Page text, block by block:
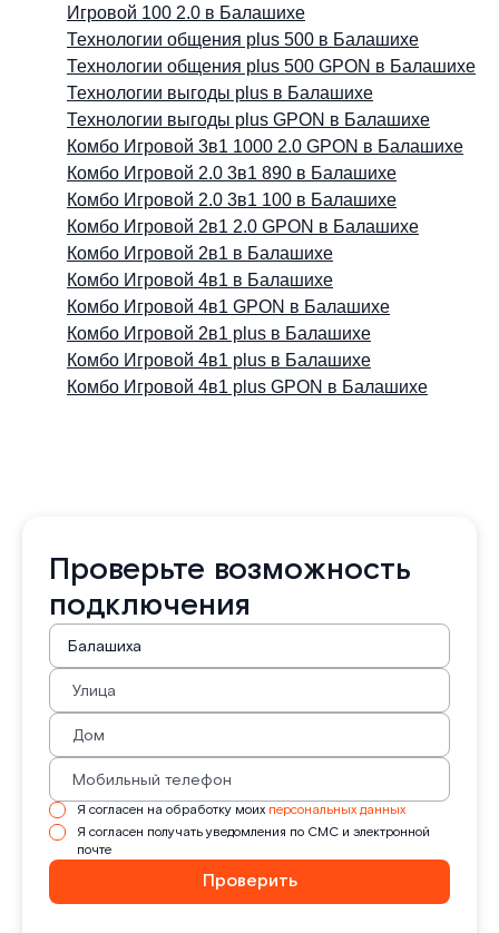
Игровой 100 2.0 в Балашихе
Технологии общения plus 500 в Балашихе
Технологии общения plus 500 GPON в Балашихе
Технологии выгоды plus в Балашихе
Технологии выгоды plus GPON в Балашихе
Комбо Игровой 3в1 1000 2.0 GPON в Балашихе
Комбо Игровой 2.0 3в1 890 в Балашихе
Комбо Игровой 2.0 3в1 100 в Балашихе
Комбо Игровой 2в1 2.0 GPON в Балашихе
Комбо Игровой 2в1 в Балашихе
Комбо Игровой 4в1 в Балашихе
Комбо Игровой 4в1 GPON в Балашихе
Комбо Игровой 2в1 plus в Балашихе
Комбо Игровой 4в1 plus в Балашихе
Комбо Игровой 4в1 plus GPON в Балашихе
Проверьте возможность
подключения
Я согласен на обработку моих персональных данных
Я согласен получать уведомления по СМС и электронной
почте
Проверить